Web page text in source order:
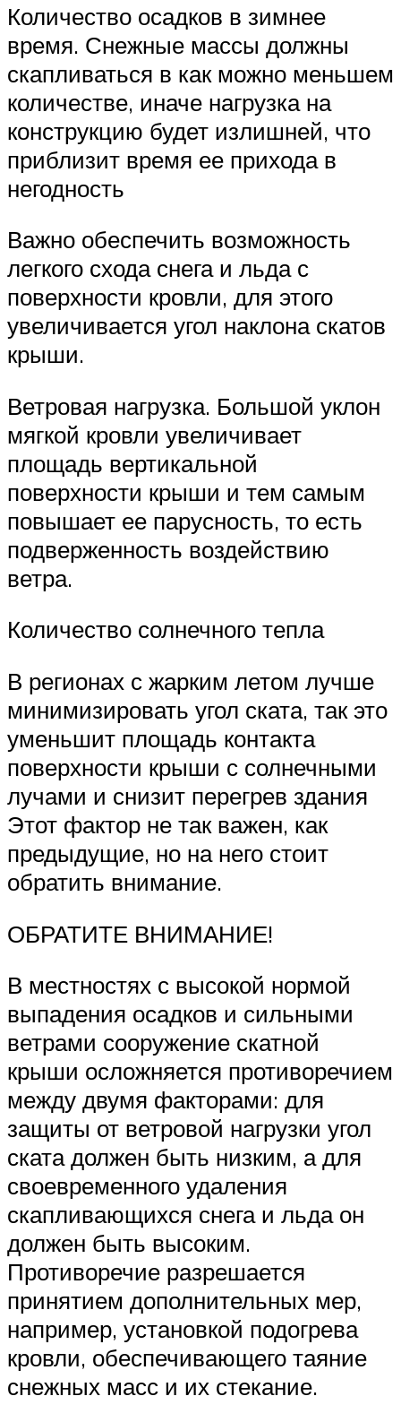
Количество осадков в зимнее
время. Снежные массы должны
скапливаться в как можно меньшем
количестве, иначе нагрузка на
конструкцию будет излишней, что
приблизит время ее прихода в
негодность
Важно обеспечить возможность
легкого схода снега и льда с
поверхности кровли, для этого
увеличивается угол наклона скатов
крыши.
Ветровая нагрузка. Большой уклон
мягкой кровли увеличивает
площадь вертикальной
поверхности крыши и тем самым
повышает ее парусность, то есть
подверженность воздействию
ветра.
Количество солнечного тепла
В регионах с жарким летом лучше
минимизировать угол ската, так это
уменьшит площадь контакта
поверхности крыши с солнечными
лучами и снизит перегрев здания
Этот фактор не так важен, как
предыдущие, но на него стоит
обратить внимание.
ОБРАТИТЕ ВНИМАНИЕ!
В местностях с высокой нормой
выпадения осадков и сильными
ветрами сооружение скатной
крыши осложняется противоречием
между двумя факторами: для
защиты от ветровой нагрузки угол
ската должен быть низким, а для
своевременного удаления
скапливающихся снега и льда он
должен быть высоким.
Противоречие разрешается
принятием дополнительных мер,
например, установкой подогрева
кровли, обеспечивающего таяние
снежных масс и их стекание.